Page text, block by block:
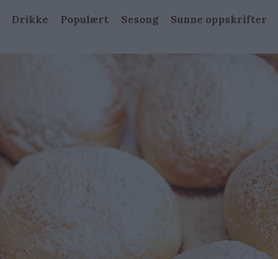
Drikke Populært Sesong Sunne oppskrifter